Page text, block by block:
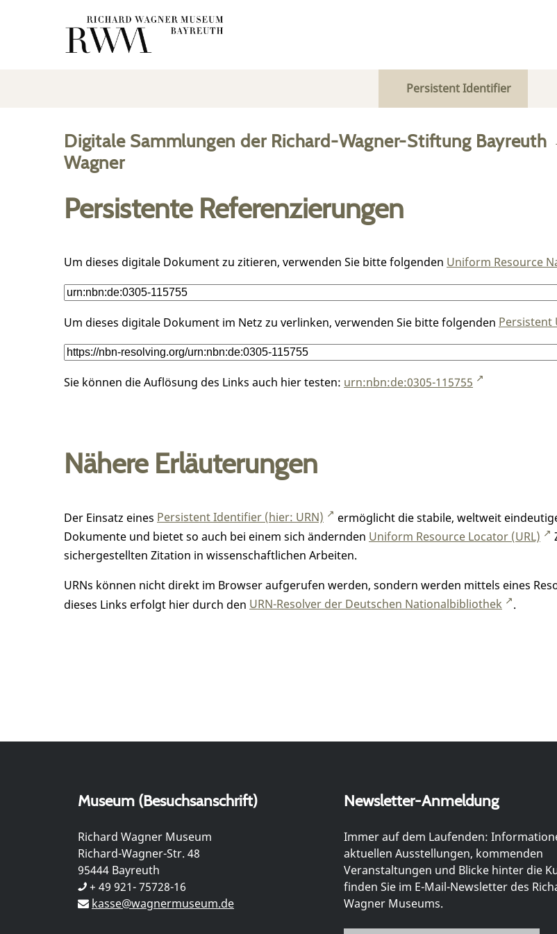
Persistent Identifier
Digitale Sammlungen der Richard-Wagner-Stiftung Bayreuth
Wagner
Persistente Referenzierungen
Um dieses digitale Dokument zu zitieren, verwenden Sie bitte folgenden Uniform Resource
Um dieses digitale Dokument im Netz zu verlinken, verwenden Sie bitte folgenden Persistent
Sie können die Auflösung des Links auch hier testen: urn:nbn:de:0305-115755
Nähere Erläuterungen
Der Einsatz eines Persistent Identifier (hier: URN)
ermöglicht die stabile, weltweit
Dokumente und bietet so auch bei einem sich ändernden Uniform Resource Locator (URL)
sichergestellten Zitation in wissenschaftlichen Arbeiten.
URNs können nicht direkt im Browser aufgerufen werden, sondern werden mittels eines
dieses Links erfolgt hier durch den URN-Resolver der Deutschen Nationalbibliothek .
Museum (Besuchsanschrift)
Richard Wagner Museum
Richard-Wagner-Str. 48
95444 Bayreuth
+ 49 921- 75728-16
kasse@wagnermuseum.de
Newsletter-Anmeldung
Immer auf dem Laufenden:
aktuellen Ausstellungen, kommenden
Veranstaltungen und Blicke hinter die
finden Sie im E-Mail-Newsletter des
Wagner Museums.